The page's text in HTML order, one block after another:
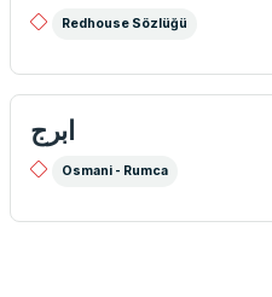
Redhouse Sözlüğü
ابرج
Osmani - Rumca